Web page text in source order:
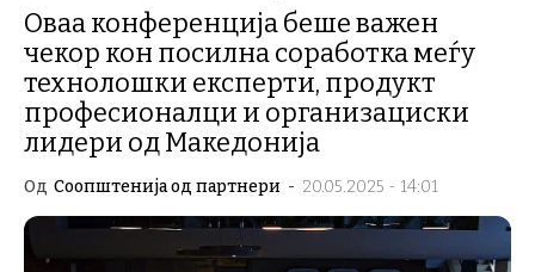
Оваа конференција беше важен
чекор кон посилна соработка меѓу
технолошки експерти, продукт
професионалци и организациски
лидери од Македонија
Од Соопштенија од партнери - 20.05.2025 - 14:01